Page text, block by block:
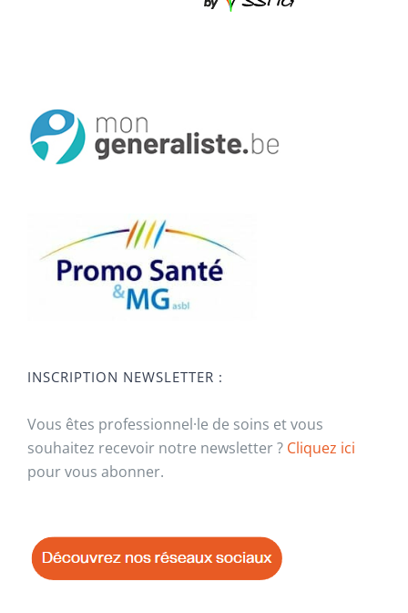
INSCRIPTION NEWSLETTER :
Vous êtes professionnel·le de soins et vous
souhaitez recevoir notre newsletter ? Cliquez ici
pour vous abonner.